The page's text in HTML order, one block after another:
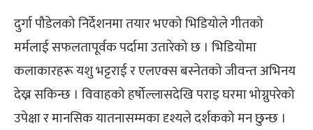
दुर्गा पौडेलको निर्देशनमा तयार भएको भिडियोले गीतको
मर्मलाई सफलतापूर्वक पर्दामा उतारेको छ । भिडियोमा
कलाकारहरू यशु भट्टराई र एलएक्स बस्नेतको जीवन्त अभिनय
देख्न सकिन्छ । विवाहको हर्षोल्लासदेखि पराइ घरमा भोग्नुपरेको
उपेक्षा र मानसिक यातनासम्मका दृश्यले दर्शकको मन छुन्छ ।